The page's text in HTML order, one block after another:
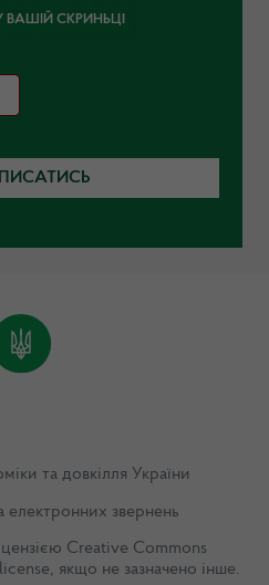
ВАШІЙ СКРИНЬЦІ
та довкілля України
звернень
Creative Commons
, якщо не зазначено інше.